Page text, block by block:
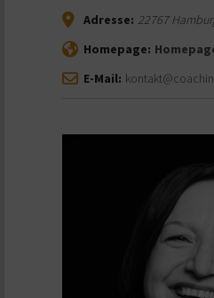
Adresse: 22767
Homepage:
E-Mail: